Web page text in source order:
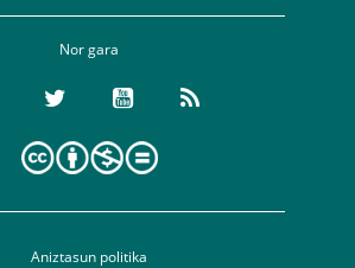
Nor gara
Aniztasun politika